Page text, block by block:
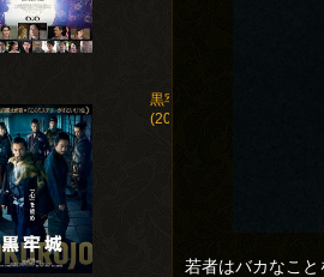
黒牢城
(2026)
若者はバカなこと